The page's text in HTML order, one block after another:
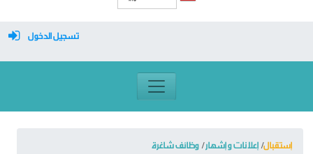
تسجيل الدخول
معرف تسجيل الدخول
إستقبال إعلانات و إشهار وظائف شاغرة